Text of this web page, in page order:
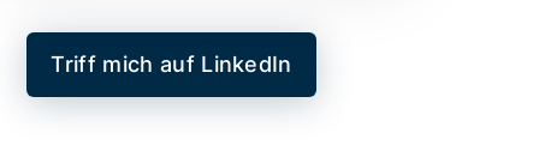
Triff mich auf LinkedIn